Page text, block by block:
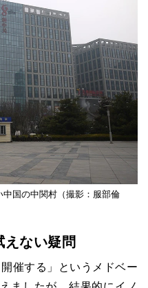
国の中関村（撮影：服部倫
えない疑問
催する」というメドベー